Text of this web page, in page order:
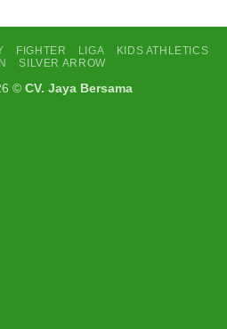
FIGHTER LIGA
KIDS ATHLETICS
SILVER ARROW
© CV. Jaya Bersama